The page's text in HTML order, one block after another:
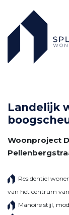
Landelijk
Woonproject
Residentiel
van het centrum
Manoire stijl,